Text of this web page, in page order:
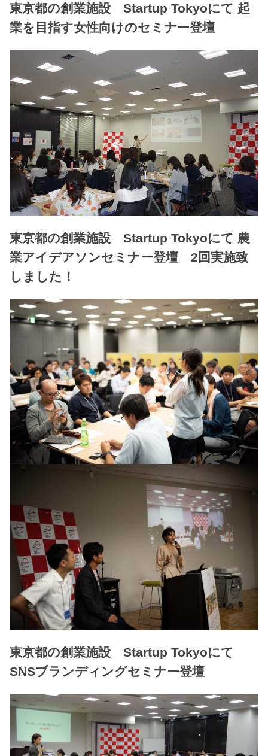
東京都の創業施設 Startup Tokyoにて 起
業を目指す女性向けのセミナー登壇
東京都の創業施設 Startup Tokyoにて 農
業アイデアソンセミナー登壇 2回実施致
しました！
東京都の創業施設 Startup Tokyoにて
SNSブランディングセミナー登壇